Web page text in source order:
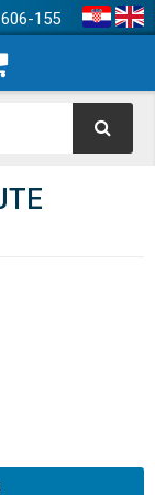
155